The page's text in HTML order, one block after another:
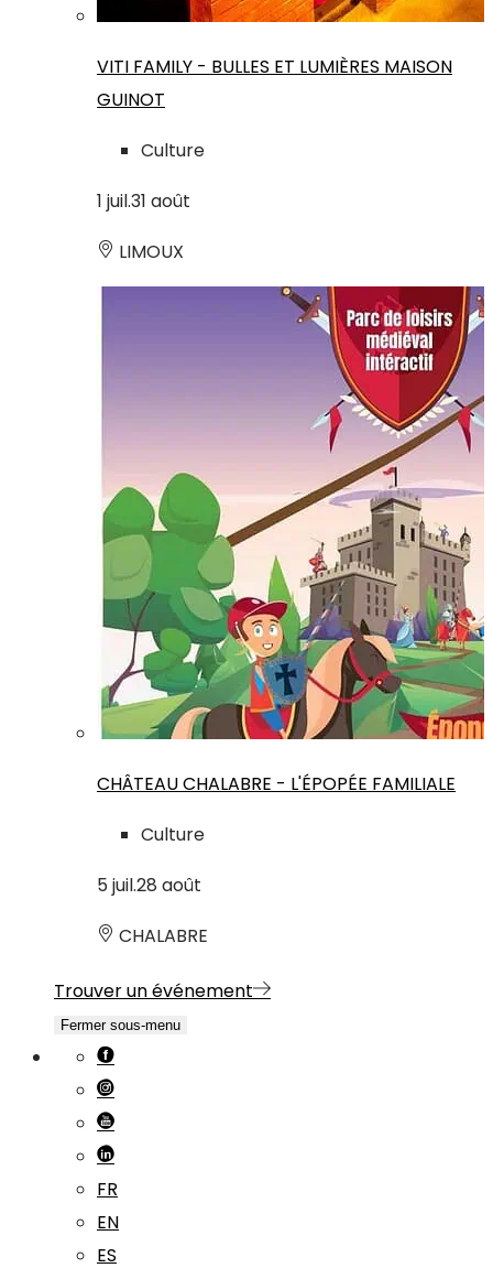
VITI FAMILY - BULLES ET LUMIÈRES MAISON
GUINOT
Culture
1 juil.31 août
LIMOUX
CHÂTEAU CHALABRE - L'ÉPOPÉE FAMILIALE
Culture
5 juil.28 août
CHALABRE
Trouver un événement
Fermer sous-menu
FR
EN
ES